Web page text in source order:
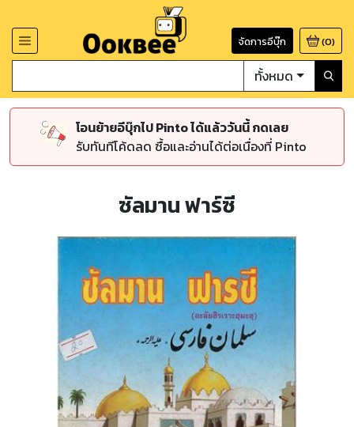
จัดการอีบุ๊ก (0)
ทั้งหมด
โอนย้ายอีบุ๊กไป Pinto ได้แล้ววันนี้ กดเลย
รับทันทีโค้ดลด ซื้อและอ่านได้ต่อเนื่องที่ Pinto
ซัลมาน ฟาร์ซี